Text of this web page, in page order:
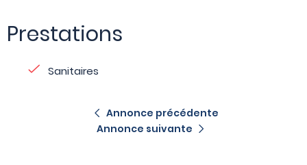
Prestations
Sanitaires
Annonce précédente
Annonce suivante